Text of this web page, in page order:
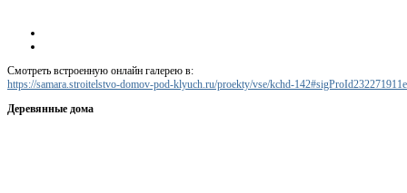
Смотреть встроенную онлайн галерею в:
https://samara.stroitelstvo-domov-pod-klyuch.ru/proekty/vse/kchd-142#sigProId232271911e
Деревянные дома